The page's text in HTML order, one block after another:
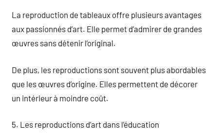
La reproduction de tableaux offre plusieurs avantages
aux passionnés d’art. Elle permet d’admirer de grandes
œuvres sans détenir l’original.
De plus, les reproductions sont souvent plus abordables
que les œuvres d’origine. Elles permettent de décorer
un intérieur à moindre coût.
5. Les reproductions d’art dans l’éducation